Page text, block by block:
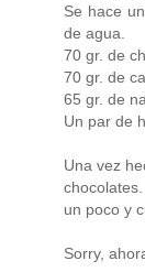
Se hace
de agua.
70 gr. de
70 gr. de
65 gr. de
Un par de
Una vez
un poco y
Sorry,